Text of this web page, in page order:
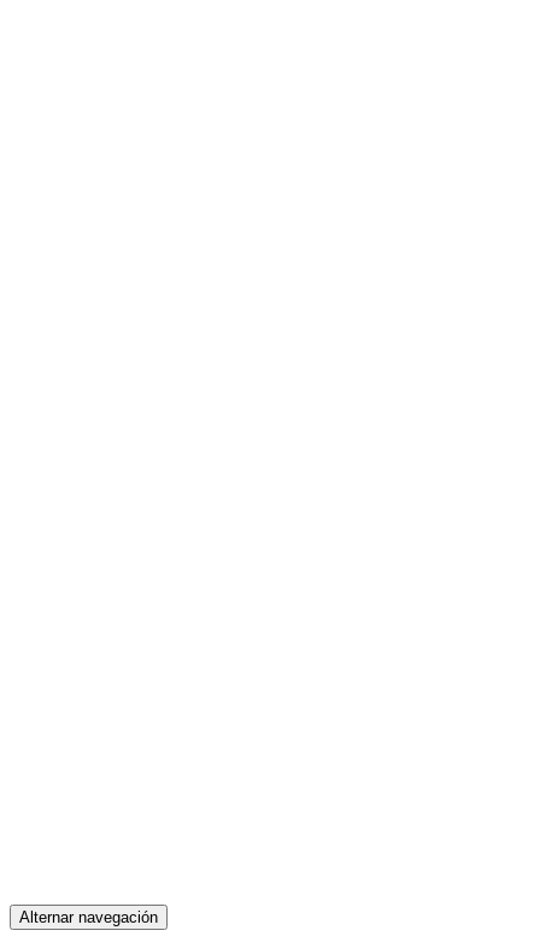
Alternar navegación